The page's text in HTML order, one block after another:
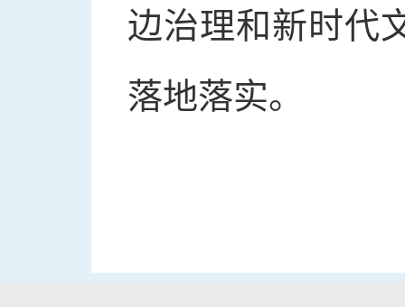
边治理和新时代
落地落实。